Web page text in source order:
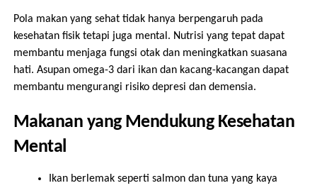
Pola makan yang sehat tidak hanya berpengaruh pada
kesehatan fisik tetapi juga mental. Nutrisi yang tepat dapat
membantu menjaga fungsi otak dan meningkatkan suasana
hati. Asupan omega-3 dari ikan dan kacang-kacangan dapat
membantu mengurangi risiko depresi dan demensia.
Makanan yang Mendukung Kesehatan
Mental
Ikan berlemak seperti salmon dan tuna yang kaya